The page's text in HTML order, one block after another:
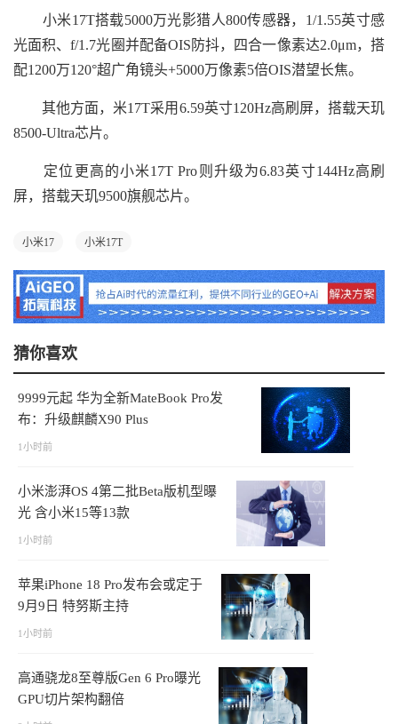
小米17T搭载5000万光影猎人800传感器，1/1.55英寸感
光面积、f/1.7光圈并配备OIS防抖，四合一像素达2.0μm，搭
配1200万120°超广角镜头+5000万像素5倍OIS潜望长焦。
其他方面，米17T采用6.59英寸120Hz高刷屏，搭载天玑
8500-Ultra芯片。
定位更高的小米17T Pro则升级为6.83英寸144Hz高刷
屏，搭载天玑9500旗舰芯片。
小米17 小米17T
猜你喜欢
9999元起 华为全新MateBook Pro发
布：升级麒麟X90 Plus
1小时前
小米澎湃OS 4第二批Beta版机型曝
光 含小米15等13款
1小时前
苹果iPhone 18 Pro发布会或定于
9月9日 特努斯主持
1小时前
高通骁龙8至尊版Gen 6 Pro曝光
GPU切片架构翻倍